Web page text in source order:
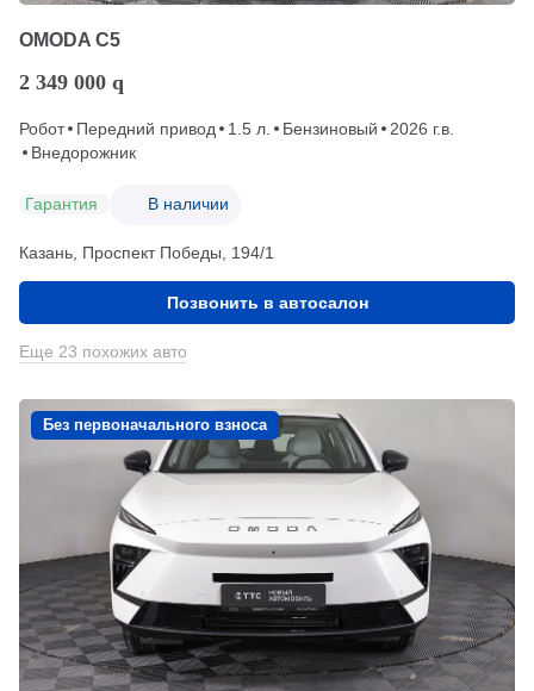
OMODA C5
2 349 000 q
Робот Передний привод 1.5 л. Бензиновый
2026 г.в.
Внедорожник
Гарантия В наличии
Казань, Проспект Победы, 194/1
Позвонить в автосалон
Еще 23 похожих авто
Без первоначального взноса